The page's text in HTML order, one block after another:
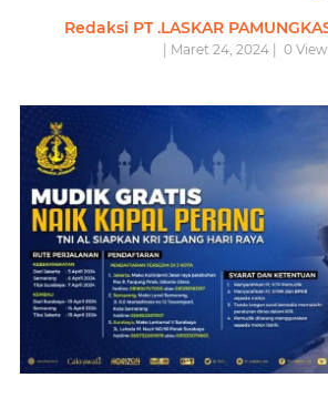
Redaksi PT .LASKAR
| Maret 24, 2024 | 0